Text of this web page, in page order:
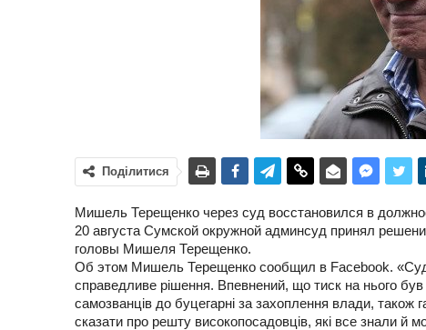
Поділитися
Мишель Терещенко через суд восстановился в
20 августа Сумской окружной админсуд принял
головы Мишеля Терещенко.
Об этом Мишель Терещенко сообщил в Facebook.
справедливе рішення. Впевнений, що тиск на нього
самозванців до буцегарні за захоплення влади,
сказати про решту високопосадовців, які все знали й